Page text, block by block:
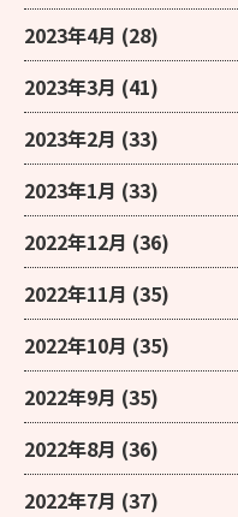
2023年4月 (28)
2023年3月 (41)
2023年2月 (33)
2023年1月 (33)
2022年12月 (36)
2022年11月 (35)
2022年10月 (35)
2022年9月 (35)
2022年8月 (36)
2022年7月 (37)